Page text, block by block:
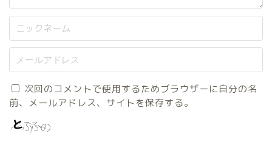
次回のコメントで使用するためブラウザーに自分の名
前、メールアドレス、サイトを保存する。